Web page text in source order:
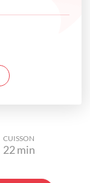
CUISSON
22min